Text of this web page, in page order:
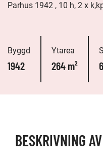
Parhus 1942 , 10 h, 2 x
Byggd
1942
Ytarea
264 m²
BESKRIVNING